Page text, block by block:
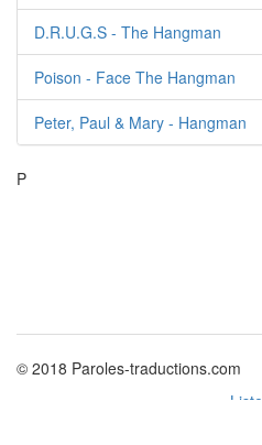
D.R.U.G.S - The Hangman
Poison - Face The Hangman
Peter, Paul & Mary - Hangman
P
© 2018 Paroles-traductions.com
Liste